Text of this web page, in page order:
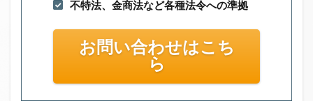
不特法、金商法など各種法令への準拠
お問い合わせはこち
ら